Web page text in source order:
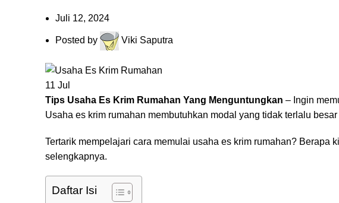
Juli 12, 2024
Posted by Viki Saputra
11 Jul
Tips Usaha Es Krim Rumahan Yang Menguntungkan – Ingin
Usaha es krim rumahan membutuhkan modal yang tidak terlalu
Tertarik mempelajari cara memulai usaha es krim rumahan?
selengkapnya.
Daftar Isi